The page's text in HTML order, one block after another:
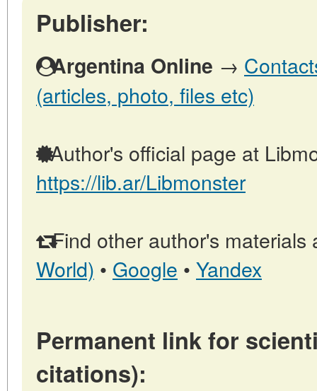
Publisher:
Argentina Online →
(articles, photo, files etc)
Author's official page at
https://lib.ar/Libmonster
Find other author's materials
World) • Google • Yandex
Permanent link for
citations):